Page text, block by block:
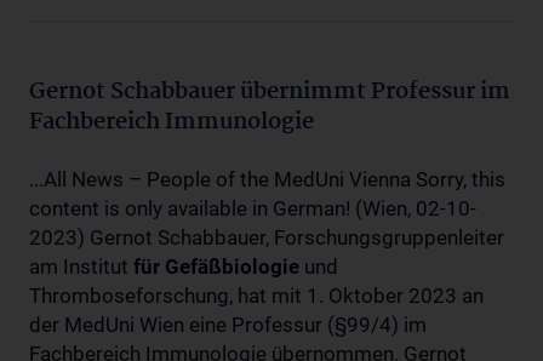
Gernot Schabbauer übernimmt Professur im
Fachbereich Immunologie
...All News – People of the MedUni Vienna Sorry, this
content is only available in German! (Wien, 02-10-
2023) Gernot Schabbauer, Forschungsgruppenleiter
am Institut für Gefäßbiologie und
Thromboseforschung, hat mit 1. Oktober 2023 an
der MedUni Wien eine Professur (§99/4) im
Fachbereich Immunologie übernommen. Gernot